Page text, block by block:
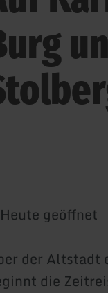
Heute geöffnet
der Altstadt
die